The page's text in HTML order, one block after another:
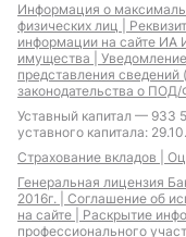
Информация о
физических лиц |
информации на сайте ИА
имущества |
представления сведений
законодательства о
Уставный капитал — 933
уставного капитала:
Страхование вкладов |
Генеральная лицензия
2016г. | Соглашение об
на сайте | Раскрытие
профессионального